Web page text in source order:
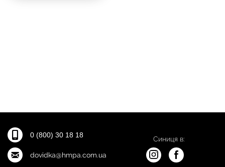
0 (800) 30 18 18
dovidka@hmpa.com.ua
Синиця в: